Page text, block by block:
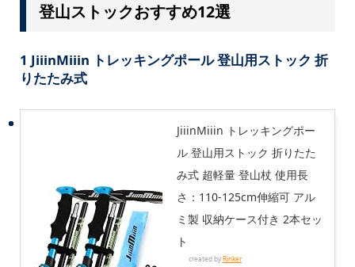
登山ストックおすすめ12選
1 JiiinMiiin トレッキングポール 登山用ストック 折
りたたみ式
JiiinMiiin トレッキングポー
ル 登山用ストック 折りたた
み式 超軽量 登山杖 使用長
さ：110-125cm伸縮可 アル
ミ製 収納ケース付き 2本セッ
ト
created byRinker